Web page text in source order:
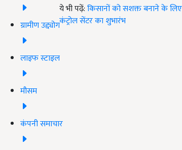
ग्रामीण उद्द्योग
लाइफ स्टाइल
मौसम
कंपनी समाचार
ये भी पढ़ें:किसानों को सशक्त बनाने के लिए
कंट्रोल सेंटर का शुभारंभ